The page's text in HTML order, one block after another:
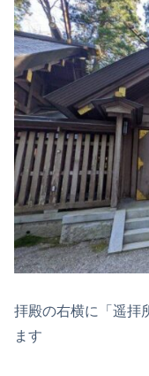
拝殿の右横に「遥拝
ます